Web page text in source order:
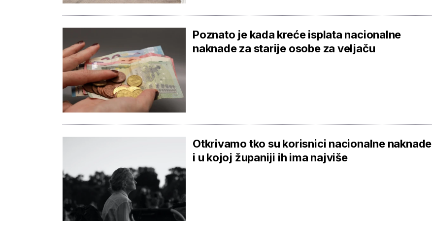
Poznato je kada kreće isplata nacionalne
naknade za starije osobe za veljaču
Otkrivamo tko su korisnici nacionalne naknade
i u kojoj županiji ih ima najviše